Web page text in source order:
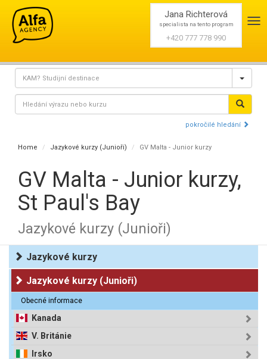
pokročilé hledání
Home Jazykové kurzy (Junioři) GV Malta - Junior kurzy
GV Malta - Junior kurzy,
St Paul's Bay
Jazykové kurzy (Junioři)
Jazykové kurzy
Jazykové kurzy (Junioři)
Obecné informace
Kanada
V. Británie
Irsko
Jana Richterová
specialista na tento program
+420 777 778 990